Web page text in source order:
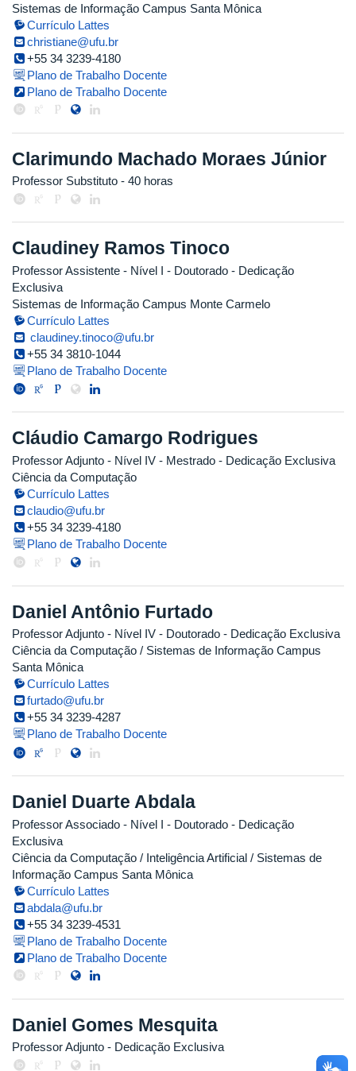
Sistemas de Informação Campus Santa Mônica
Currículo Lattes
christiane@ufu.br
+55 34 3239-4180
Plano de Trabalho Docente
Plano de Trabalho Docente
Clarimundo Machado Moraes Júnior
Professor Substituto - 40 horas
Claudiney Ramos Tinoco
Professor Assistente - Nível I - Doutorado - Dedicação
Exclusiva
Sistemas de Informação Campus Monte Carmelo
Currículo Lattes
claudiney.tinoco@ufu.br
+55 34 3810-1044
Plano de Trabalho Docente
Cláudio Camargo Rodrigues
Professor Adjunto - Nível IV - Mestrado - Dedicação Exclusiva
Ciência da Computação
Currículo Lattes
claudio@ufu.br
+55 34 3239-4180
Plano de Trabalho Docente
Daniel Antônio Furtado
Professor Adjunto - Nível IV - Doutorado - Dedicação Exclusiva
Ciência da Computação / Sistemas de Informação Campus
Santa Mônica
Currículo Lattes
furtado@ufu.br
+55 34 3239-4287
Plano de Trabalho Docente
Daniel Duarte Abdala
Professor Associado - Nível I - Doutorado - Dedicação
Exclusiva
Ciência da Computação / Inteligência Artificial / Sistemas de
Informação Campus Santa Mônica
Currículo Lattes
abdala@ufu.br
+55 34 3239-4531
Plano de Trabalho Docente
Plano de Trabalho Docente
Daniel Gomes Mesquita
Professor Adjunto - Dedicação Exclusiva